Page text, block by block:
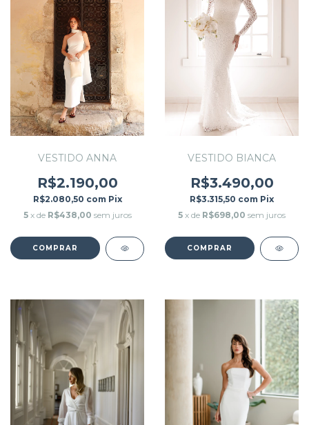
VESTIDO ANNA
R$2.190,00
R$2.080,50 com Pix
5 x de R$438,00 sem juros
COMPRAR
VESTIDO BIANCA
R$3.490,00
R$3.315,50 com Pix
5 x de R$698,00 sem juros
COMPRAR